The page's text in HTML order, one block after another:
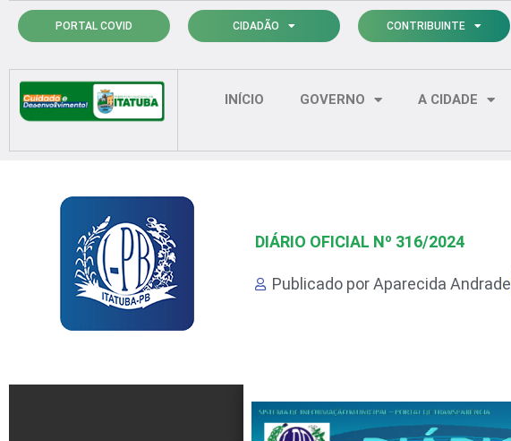
para
conteúdo
PORTAL COVID CIDADÃO CONTRIBUINTE
INÍCIO GOVERNO A CIDADE
DIÁRIO OFICIAL Nº 316/2024
Publicado porAparecida Andrade